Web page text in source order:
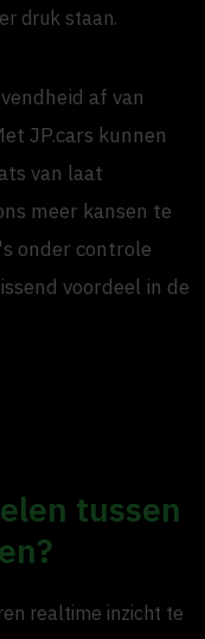
druk staan.
af van
JP.cars kunnen
van laat
meer kansen te
onder controle
voordeel in de
tussen
realtime inzicht te